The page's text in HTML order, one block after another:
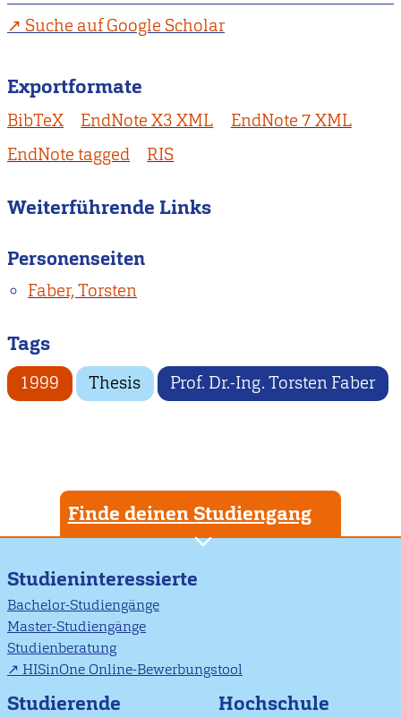
Suche auf Google Scholar
Exportformate
BibTeX EndNote X3 XML
EndNote 7 XML
EndNote tagged
RIS
Weiterführende Links
Personenseiten
Faber, Torsten
Tags
1999 Thesis Prof. Dr.-Ing. Torsten Faber
Finde deinen Studiengang
Studieninteressierte
Bachelor-Studiengänge
Master-Studiengänge
Studienberatung
HISinOne Online-Bewerbungstool
Studierende Hochschule